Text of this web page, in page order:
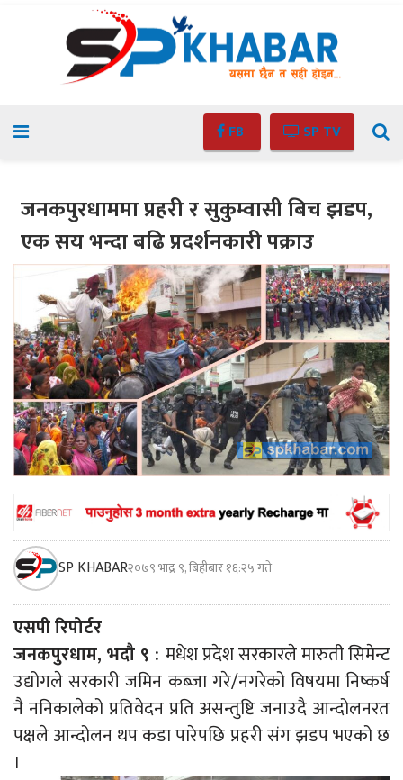
FB SP TV
जनकपुरधाममा प्रहरी र सुकुम्वासी बिच झडप,
एक सय भन्दा बढि प्रदर्शनकारी पक्राउ
SP KHABAR२०७९ भाद्र ९, बिहीबार १६:२५ गते
एसपी रिपोर्टर
जनकपुरधाम, भदौ ९ : मधेश प्रदेश सरकारले मारुती सिमेन्ट
उद्योगले सरकारी जमिन कब्जा गरे/नगरेको विषयमा निष्कर्ष
नै ननिकालेको प्रतिवेदन प्रति असन्तुष्टि जनाउदै आन्दोलनरत
पक्षले आन्दोलन थप कडा पारेपछि प्रहरी संग झडप भएको छ
।